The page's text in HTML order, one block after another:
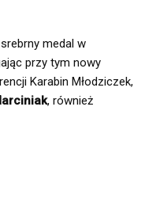
srebrny medal w
przy tym nowy
Karabin Młodziczek,
, również